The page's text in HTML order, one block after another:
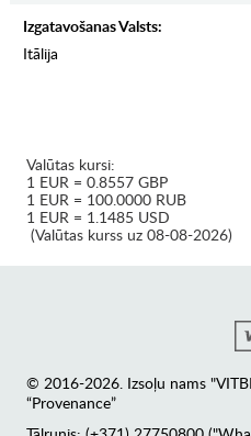
Izgatavošanas Valsts:
Itālija
Valūtas kursi:
1 EUR = 0.8557 GBP
1 EUR = 100.0000 RUB
1 EUR = 1.1485 USD
(Valūtas kurss uz 08-08-2026)
© 2016-2026. Izsoļu nams
“Provenance”